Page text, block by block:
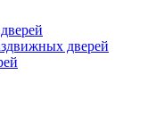
дверей